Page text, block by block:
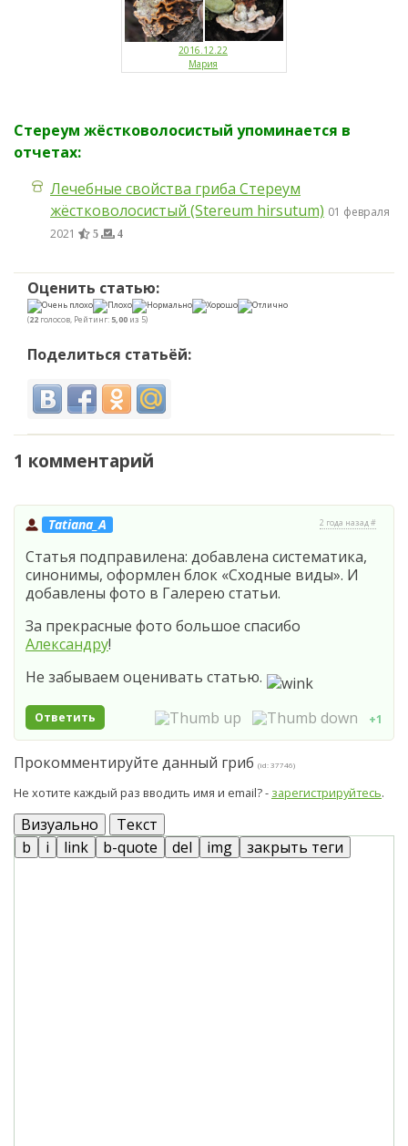
2016.12.22
Мария
Стереум жёстковолосистый упоминается в
отчетах:
Лечебные свойства гриба Стереум
жёстковолосистый (Stereum hirsutum) 01 февраля
2021
5 4
Оценить статью:
(22 голосов, Рейтинг: 5,00 из 5)
Поделиться статьёй:
1 комментарий
Tatiana_A 2 года назад #
Статья подправилена: добавлена систематика,
синонимы, оформлен блок «Сходные виды». И
добавлены фото в Галерею статьи.
За прекрасные фото большое спасибо
Александру!
Не забываем оценивать статью.
Ответить +1
Прокомментируйте данный гриб (id: 37746)
Не хотите каждый раз вводить имя и email? - зарегистрируйтесь.
Визуально Текст